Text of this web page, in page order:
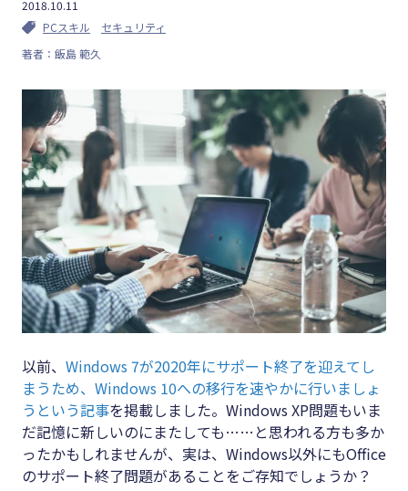
弥生の製品・サービス
業務効率化
#インボイス
#インボイス制度
#電子帳簿保存法
#集客
#資金調達
#DX
#生産性向上
#採用
#人材育成
#店舗経営
#クラブオフ
#DX
#生産性向上
#採用
#人材育成
#クラブオフ
2018.10.11
PCスキル
セキュリティ
著者：飯島 範久
以前、 Windows 7が2020年にサポート終了を迎えてし
まうため、Windows 10への移行を速やかに行いましょ
うという記事を掲載しました。Windows XP問題もいま
だ記憶に新しいのにまたしても……と思われる方も多か
ったかもしれませんが、実は、Windows以外にもOffice
のサポート終了問題があることをご存知でしょうか？